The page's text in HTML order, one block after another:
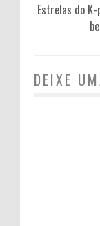
Estrelas do
DEIXE